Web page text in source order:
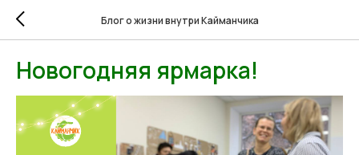
Блог о жизни внутри Кайманчика
Новогодняя ярмарка!